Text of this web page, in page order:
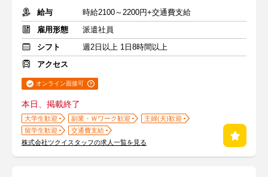
給与
時給2100～2200円+交通費支給
雇用形態
派遣社員
シフト
週2日以上 1日8時間以上
アクセス
オンライン面接可
本日、掲載終了
大学生歓迎 副業・Ｗワーク歓迎
主婦(夫)歓迎
留学生歓迎
交通費支給
株式会社ツクイスタッフの求人一覧を見る